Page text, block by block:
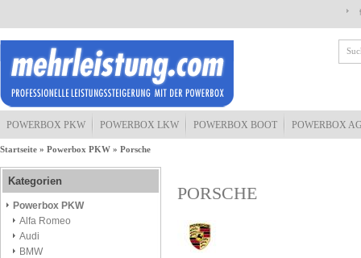
POWERBOX PKW POWERBOX LKW POWERBOX BOOT POWERBOX
Startseite » Powerbox PKW » Porsche
PORSCHE
Kategorien
Powerbox PKW
Alfa Romeo
Audi
BMW